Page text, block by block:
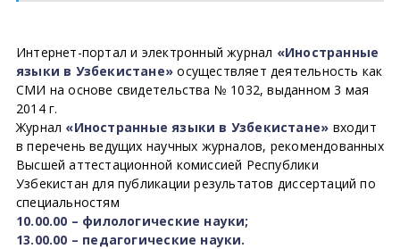
Интернет-портал и электронный журнал «Иностранные
языки в Узбекистане» осуществляет деятельность как
СМИ на основе свидетельства № 1032, выданном 3 мая
2014 г.
Журнал «Иностранные языки в Узбекистане» входит
в перечень ведущих научных журналов, рекомендованных
Высшей аттестационной комиссией Республики
Узбекистан для публикации результатов диссертаций по
специальностям
10.00.00 – филологические науки;
13.00.00 – педагогические науки.